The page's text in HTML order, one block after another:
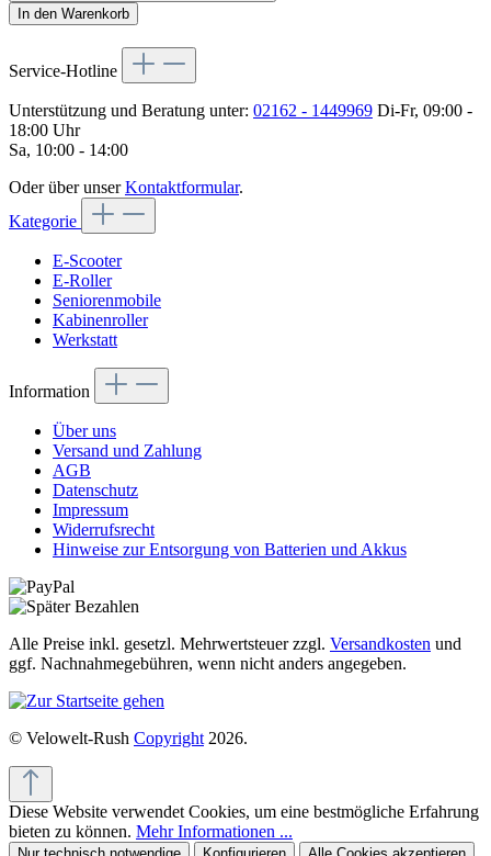
In den Warenkorb
Service-Hotline
Unterstützung und Beratung unter: 02162 - 1449969 Di-Fr, 09:00 -
18:00 Uhr
Sa, 10:00 - 14:00
Oder über unserKontaktformular.
Kategorie
E-Scooter
E-Roller
Seniorenmobile
Kabinenroller
Werkstatt
Information
Über uns
Versand und Zahlung
AGB
Datenschutz
Impressum
Widerrufsrecht
Hinweise zur Entsorgung von Batterien und Akkus
Alle Preise inkl. gesetzl. Mehrwertsteuer zzgl. Versandkosten und
ggf. Nachnahmegebühren, wenn nicht anders angegeben.
© Velowelt-Rush Copyright 2026.
Diese Website verwendet Cookies, um eine bestmögliche Erfahrung
bieten zu können. Mehr Informationen ...